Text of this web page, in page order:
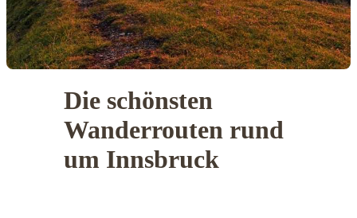
Die schönsten
Wanderrouten rund
um Innsbruck